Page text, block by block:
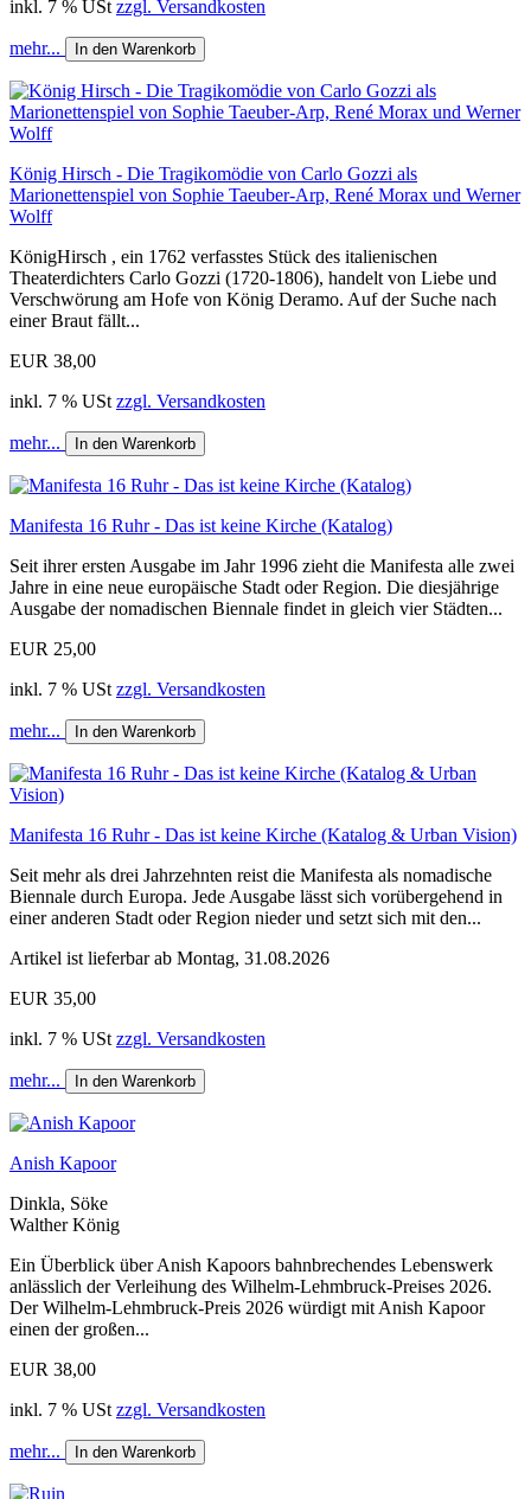
inkl. 7 % USt zzgl. Versandkosten
mehr... In den Warenkorb
König Hirsch - Die Tragikomödie von Carlo Gozzi als
Marionettenspiel von Sophie Taeuber-Arp, René Morax und Werner
Wolff
KönigHirsch , ein 1762 verfasstes Stück des italienischen
Theaterdichters Carlo Gozzi (1720-1806), handelt von Liebe und
Verschwörung am Hofe von König Deramo. Auf der Suche nach
einer Braut fällt...
EUR 38,00
inkl. 7 % USt zzgl. Versandkosten
mehr... In den Warenkorb
Manifesta 16 Ruhr - Das ist keine Kirche (Katalog)
Seit ihrer ersten Ausgabe im Jahr 1996 zieht die Manifesta alle zwei
Jahre in eine neue europäische Stadt oder Region. Die diesjährige
Ausgabe der nomadischen Biennale findet in gleich vier Städten...
EUR 25,00
inkl. 7 % USt zzgl. Versandkosten
mehr... In den Warenkorb
Manifesta 16 Ruhr - Das ist keine Kirche (Katalog & Urban Vision)
Seit mehr als drei Jahrzehnten reist die Manifesta als nomadische
Biennale durch Europa. Jede Ausgabe lässt sich vorübergehend in
einer anderen Stadt oder Region nieder und setzt sich mit den...
Artikel ist lieferbar ab Montag, 31.08.2026
EUR 35,00
inkl. 7 % USt zzgl. Versandkosten
mehr... In den Warenkorb
Anish Kapoor
Dinkla, Söke
Walther König
Ein Überblick über Anish Kapoors bahnbrechendes Lebenswerk
anlässlich der Verleihung des Wilhelm-Lehmbruck-Preises 2026.
Der Wilhelm-Lehmbruck-Preis 2026 würdigt mit Anish Kapoor
einen der großen...
EUR 38,00
inkl. 7 % USt zzgl. Versandkosten
mehr... In den Warenkorb